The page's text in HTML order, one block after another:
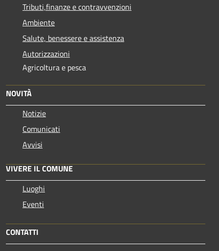
Tributi,finanze e contravvenzioni
Ambiente
Salute, benessere e assistenza
Autorizzazioni
Agricoltura e pesca
NOVITÀ
Notizie
Comunicati
Avvisi
VIVERE IL COMUNE
Luoghi
Eventi
CONTATTI